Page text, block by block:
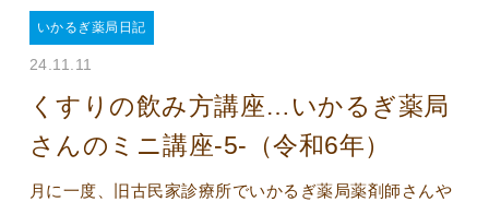
いかるぎ薬局日記
24.11.11
くすりの飲み方講座…いかるぎ薬局
さんのミニ講座-5-（令和6年）
月に一度、旧古民家診療所でいかるぎ薬局薬剤師さんや